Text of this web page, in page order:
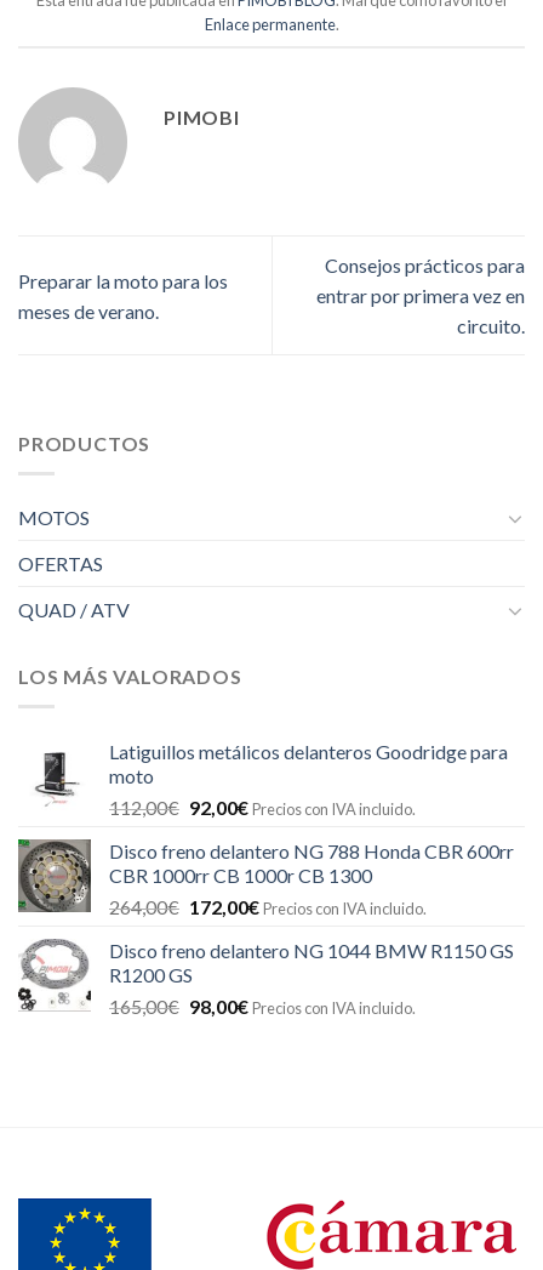
Enlace permanente.
PIMOBI
Preparar la moto para los
meses de verano.
Consejos prácticos para
entrar por primera vez en
circuito.
PRODUCTOS
MOTOS
OFERTAS
QUAD / ATV
LOS MÁS VALORADOS
Latiguillos metálicos delanteros Goodridge para
moto
112,00€ El
original
era:
112,00€.
92,00€El
actual
es:
92,00€.
Precios con IVA incluido.
Disco freno delantero NG 788 Honda CBR 600rr
CBR 1000rr CB 1000r CB 1300
264,00€ El
original
era:
264,00€.
172,00€El
actual
172,00€.
Precios con IVA incluido.
Disco freno delantero NG 1044 BMW R1150 GS
R1200 GS
165,00€ El
98,00€El
Precios con IVA incluido.